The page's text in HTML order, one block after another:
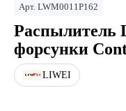
Арт. LWM0011P162
Распылитель
форсунки
LIWEI